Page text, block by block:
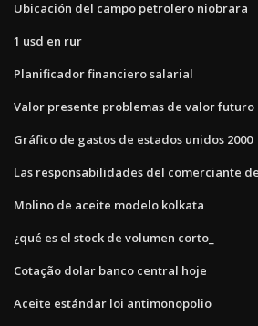
Ubicación del campo petrolero niobrara
1 usd en rur
Planificador financiero salarial
Valor presente problemas de valor futuro
Gráfico de gastos de estados unidos 2000
Las responsabilidades del comerciante
Molino de aceite modelo kolkata
¿qué es el stock de volumen corto_
Cotação dolar banco central hoje
Aceite estándar loi antimonopolio